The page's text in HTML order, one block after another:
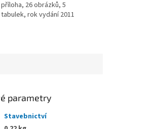
příloha, 26 obrázků, 5
tabulek, rok vydání 2011
parametry
Stavebnictví